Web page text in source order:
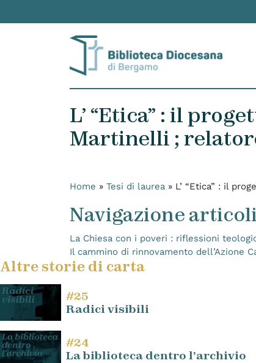
L’ “Etica” : il
Martinelli ;
Home » Tesi di laurea » L’ “Etica” : il
Navigazione articoli
La Chiesa con i poveri : riflessioni
Il cammino di rinnovamento dell’Azione
Altre storie di carta
#25
Radici visibili
#24
La biblioteca dentro l’archivio